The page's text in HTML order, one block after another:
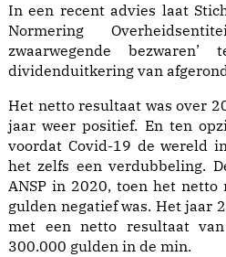
In een recent advies laat
Normering
zwaarwegende
dividenduitkering van
Het netto resultaat was over
jaar weer positief. En ten
voordat Covid-19 de wereld
het zelfs een verdubbeling.
ANSP in 2020, toen het
gulden negatief was. Het jaar
met een netto resultaat van
300.000 gulden in de min.